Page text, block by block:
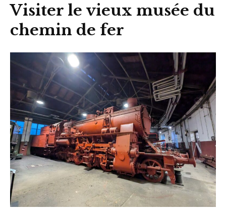
Visiter le vieux musée du
chemin de fer